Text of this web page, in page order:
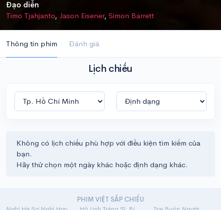
Đạo diễn
Timo Tjahjanto, Jason Eisener, Simon Barrett
Thông tin phim Đánh giá
Lịch chiếu
Không có lịch chiếu phù hợp với điều kiện tìm kiếm của
bạn.
Hãy thử chọn một ngày khác hoặc định dạng khác.
PHIM VIỆT SẮP CHIẾU